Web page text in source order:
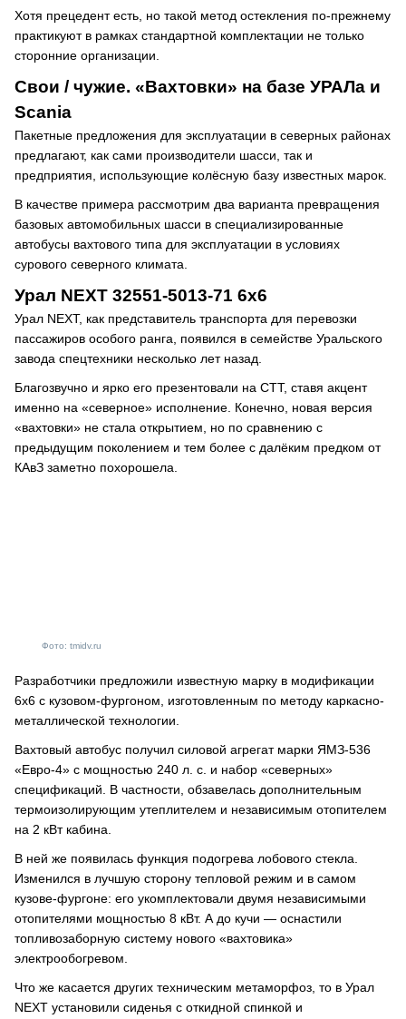
Хотя прецедент есть, но такой метод остекления по-прежнему
практикуют в рамках стандартной комплектации не только
сторонние организации.
Свои / чужие. «Вахтовки» на базе УРАЛа и
Scania
Пакетные предложения для эксплуатации в северных районах
предлагают, как сами производители шасси, так и
предприятия, использующие колёсную базу известных марок.
В качестве примера рассмотрим два варианта превращения
базовых автомобильных шасси в специализированные
автобусы вахтового типа для эксплуатации в условиях
сурового северного климата.
Урал NEXT 32551-5013-71 6х6
Урал NEXT, как представитель транспорта для перевозки
пассажиров особого ранга, появился в семействе Уральского
завода спецтехники несколько лет назад.
Благозвучно и ярко его презентовали на СТТ, ставя акцент
именно на «северное» исполнение. Конечно, новая версия
«вахтовки» не стала открытием, но по сравнению с
предыдущим поколением и тем более с далёким предком от
КАвЗ заметно похорошела.
Фото: tmidv.ru
Разработчики предложили известную марку в модификации
6х6 с кузовом-фургоном, изготовленным по методу каркасно-
металлической технологии.
Вахтовый автобус получил силовой агрегат марки ЯМЗ-536
«Евро-4» с мощностью 240 л. с. и набор «северных»
спецификаций. В частности, обзавелась дополнительным
термоизолирующим утеплителем и независимым отопителем
на 2 кВт кабина.
В ней же появилась функция подогрева лобового стекла.
Изменился в лучшую сторону тепловой режим и в самом
кузове-фургоне: его укомплектовали двумя независимыми
отопителями мощностью 8 кВт. А до кучи — оснастили
топливозаборную систему нового «вахтовика»
электрообогревом.
Что же касается других техническим метаморфоз, то в Урал
NEXT установили сиденья с откидной спинкой и